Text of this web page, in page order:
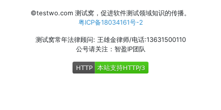
©testwo.com 测试窝，促进软件测试领域知识的传播。
粤ICP备18034161号-2
测试窝常年法律顾问: 王雄金律师/电话:13631500110
公号请关注：智盈IP团队